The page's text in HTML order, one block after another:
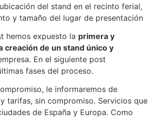
del stand en el recinto ferial,
y tamaño del lugar de presentación
hemos expuesto la primera y
creación de un stand único y
En el siguiente post
fases del proceso.
le informaremos de
tarifas, sin compromiso. Servicios que
de España y Europa. Como